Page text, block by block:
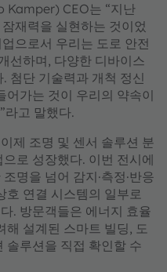
Kamper) CEO는 “지난
재력을 실현하는 것이었
으로서 우리는 도로 안전
선하며, 다양한 디바이스
첨단 기술력과 개척 정신
어가는 것이 우리의 약속이
라고 말했다.
제 조명 및 센서 솔루션 분
로 성장했다. 이번 전시에
명을 넘어 감지·측정·반응
호 연결 시스템의 일부로
. 방문객들은 에너지 효율
해 설계된 스마트 빌딩, 도
솔루션을 직접 확인할 수